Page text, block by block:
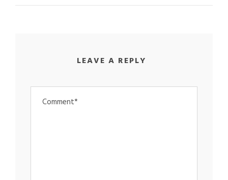
LEAVE A REPLY